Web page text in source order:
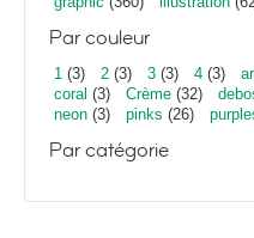
Par couleur
1 (3) 2 (3) 3 (3) 4 (3)
coral (3) Crème (32)
neon (3) pinks (26)
Par catégorie